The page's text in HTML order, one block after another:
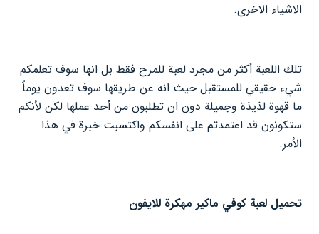
الاشياء الاخرى.
تلك اللعبة أكثر من مجرد لعبة للمرح فقط بل انها سوف تعلمكم
شيء حقيقي للمستقبل حيث انه عن طريقها سوف تعدون يوماً
ما قهوة لذيذة وجميلة دون ان تطلبون من أحد عملها لكن لأنكم
ستكونون قد اعتمدتم على انفسكم واكتسبت خبرة في هذا
الأمر.
تحميل لعبة كوفي ماكير مهكرة للايفون